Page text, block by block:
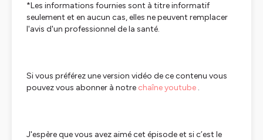
*Les informations fournies sont à titre informatif
seulement et en aucun cas, elles ne peuvent remplacer
l'avis d'un professionnel de la santé.
Si vous préférez une version vidéo de ce contenu vous
pouvez vous abonner à notre chaîne youtube .
J'espère que vous avez aimé cet épisode et si c’est le